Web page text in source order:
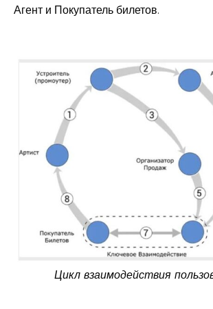
Агент и Покупатель билетов.
Цикл взаимодействия